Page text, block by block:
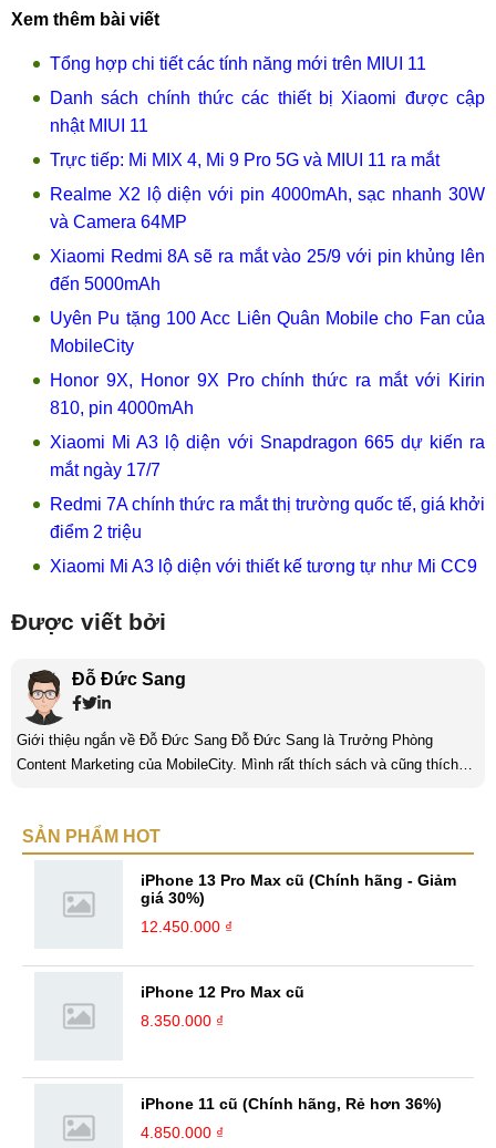
Xem thêm bài viết
Tổng hợp chi tiết các tính năng mới trên MIUI 11
Danh sách chính thức các thiết bị Xiaomi được cập
nhật MIUI 11
Trực tiếp: Mi MIX 4, Mi 9 Pro 5G và MIUI 11 ra mắt
Realme X2 lộ diện với pin 4000mAh, sạc nhanh 30W
và Camera 64MP
Xiaomi Redmi 8A sẽ ra mắt vào 25/9 với pin khủng lên
đến 5000mAh
Uyên Pu tặng 100 Acc Liên Quân Mobile cho Fan của
MobileCity
Honor 9X, Honor 9X Pro chính thức ra mắt với Kirin
810, pin 4000mAh
Xiaomi Mi A3 lộ diện với Snapdragon 665 dự kiến ra
mắt ngày 17/7
Redmi 7A chính thức ra mắt thị trường quốc tế, giá khởi
điểm 2 triệu
Xiaomi Mi A3 lộ diện với thiết kế tương tự như Mi CC9
Được viết bởi
Đỗ Đức Sang
Giới thiệu ngắn về Đỗ Đức Sang Đỗ Đức Sang là Trưởng Phòng
Content Marketing của MobileCity. Mình rất thích sách và cũng thích
bản thân Đỗ Đức Sang, viết chính là gửi gắm lại những cảm xúc, cảm
SẢN PHẨM HOT
iPhone 13 Pro Max cũ (Chính hãng - Giảm
giá 30%)
12.450.000 ₫
iPhone 12 Pro Max cũ
8.350.000 ₫
iPhone 11 cũ (Chính hãng, Rẻ hơn 36%)
4.850.000 ₫